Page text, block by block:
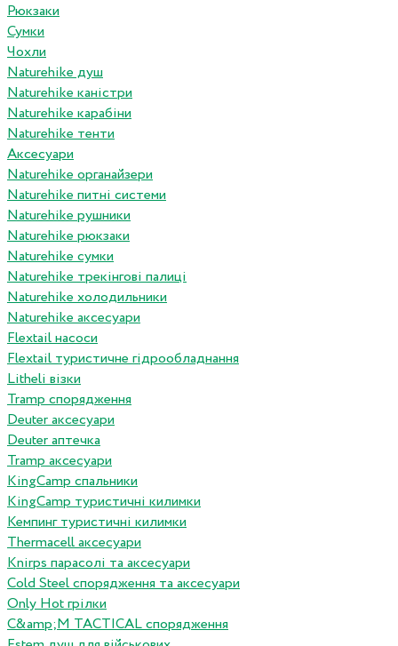
Рюкзаки
Сумки
Чохли
Naturehike душ
Naturehike каністри
Naturehike карабіни
Naturehike тенти
Аксесуари
Naturehike органайзери
Naturehike питні системи
Naturehike рушники
Naturehike рюкзаки
Naturehike сумки
Naturehike трекінгові палиці
Naturehike холодильники
Naturehike аксесуари
Flextail насоси
Flextail туристичне гідрообладнання
Litheli візки
Tramp спорядження
Deuter аксесуари
Deuter аптечка
Tramp аксесуари
KingCamp спальники
KingCamp туристичні килимки
Кемпинг туристичні килимки
Thermacell аксесуари
Knirps парасолі та аксесуари
Cold Steel спорядження та аксесуари
Only Hot грілки
C&amp;M TACTICAL спорядження